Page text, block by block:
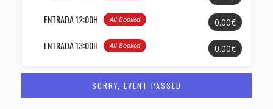
0.00€
ENTRADA 12:00H All Booked
0.00€
ENTRADA 13:00H All Booked
SORRY, EVENT PASSED